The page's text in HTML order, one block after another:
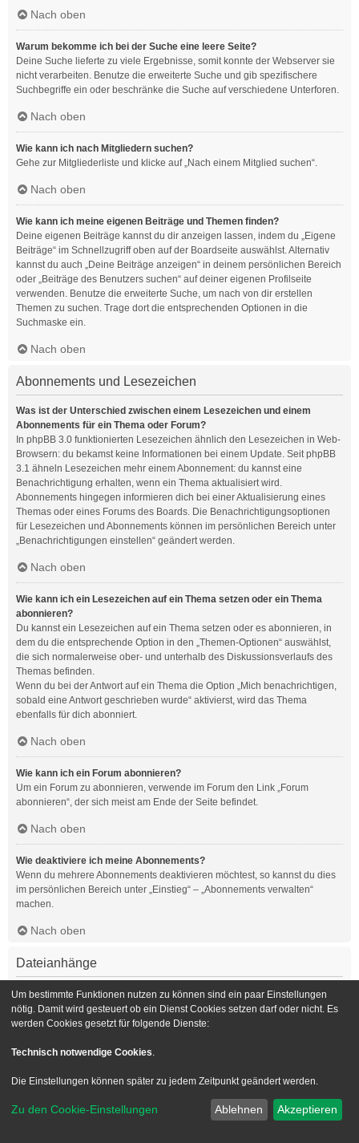
Nach oben
Warum bekomme ich bei der Suche eine leere Seite?
Deine Suche lieferte zu viele Ergebnisse, somit konnte der Webserver sie
nicht verarbeiten. Benutze die erweiterte Suche und gib spezifischere
Suchbegriffe ein oder beschränke die Suche auf verschiedene Unterforen.
Nach oben
Wie kann ich nach Mitgliedern suchen?
Gehe zur Mitgliederliste und klicke auf „Nach einem Mitglied suchen“.
Nach oben
Wie kann ich meine eigenen Beiträge und Themen finden?
Deine eigenen Beiträge kannst du dir anzeigen lassen, indem du „Eigene
Beiträge“ im Schnellzugriff oben auf der Boardseite auswählst. Alternativ
kannst du auch „Deine Beiträge anzeigen“ in deinem persönlichen Bereich
oder „Beiträge des Benutzers suchen“ auf deiner eigenen Profilseite
verwenden. Benutze die erweiterte Suche, um nach von dir erstellen
Themen zu suchen. Trage dort die entsprechenden Optionen in die
Suchmaske ein.
Nach oben
Abonnements und Lesezeichen
Was ist der Unterschied zwischen einem Lesezeichen und einem
Abonnements für ein Thema oder Forum?
In phpBB 3.0 funktionierten Lesezeichen ähnlich den Lesezeichen in Web-
Browsern: du bekamst keine Informationen bei einem Update. Seit phpBB
3.1 ähneln Lesezeichen mehr einem Abonnement: du kannst eine
Benachrichtigung erhalten, wenn ein Thema aktualisiert wird.
Abonnements hingegen informieren dich bei einer Aktualisierung eines
Themas oder eines Forums des Boards. Die Benachrichtigungsoptionen
für Lesezeichen und Abonnements können im persönlichen Bereich unter
„Benachrichtigungen einstellen“ geändert werden.
Nach oben
Wie kann ich ein Lesezeichen auf ein Thema setzen oder ein Thema
abonnieren?
Du kannst ein Lesezeichen auf ein Thema setzen oder es abonnieren, in
dem du die entsprechende Option in den „Themen-Optionen“ auswählst,
die sich normalerweise ober- und unterhalb des Diskussionsverlaufs des
Themas befinden.
Wenn du bei der Antwort auf ein Thema die Option „Mich benachrichtigen,
sobald eine Antwort geschrieben wurde“ aktivierst, wird das Thema
ebenfalls für dich abonniert.
Nach oben
Wie kann ich ein Forum abonnieren?
Um ein Forum zu abonnieren, verwende im Forum den Link „Forum
abonnieren“, der sich meist am Ende der Seite befindet.
Nach oben
Wie deaktiviere ich meine Abonnements?
Wenn du mehrere Abonnements deaktivieren möchtest, so kannst du dies
im persönlichen Bereich unter „Einstieg“ – „Abonnements verwalten“
machen.
Nach oben
Dateianhänge
Welche Dateianhänge sind in diesem Forum zulässig?
Die Board-Administration kann bestimmte Dateitypen zulassen oder
verbieten. Falls du dir nicht sicher bist, welche Dateitypen du anhängen
Administration.
Nach oben
Kann ich eine Übersicht all meiner Dateianhänge erhalten?
Um eine Liste all deiner Dateianhänge zu erhalten, gehe in den
Um bestimmte Funktionen nutzen zu können sind ein paar Einstellungen
nötig. Damit wird gesteuert ob ein Dienst Cookies setzen darf oder nicht. Es
werden Cookies gesetzt für folgende Dienste:
Technisch notwendige Cookies.
Die Einstellungen können später zu jedem Zeitpunkt geändert werden.
Zu den Cookie-Einstellungen Ablehnen Akzeptieren